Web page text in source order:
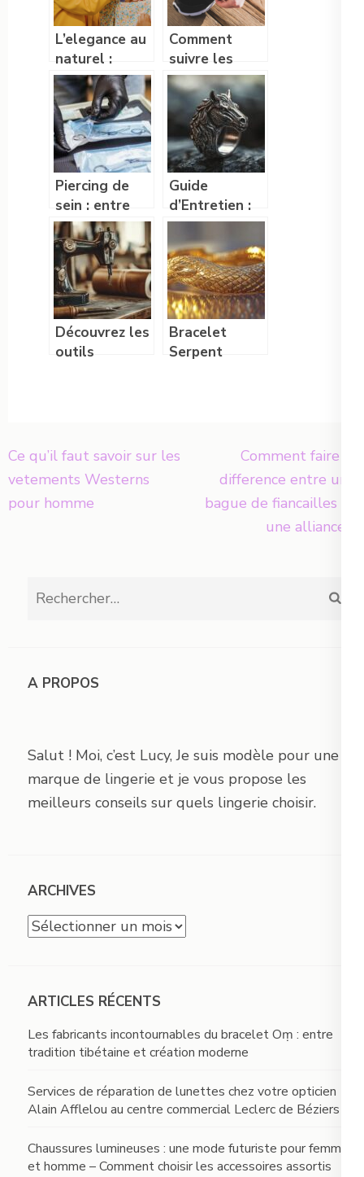
L’elegance au
naturel :
adoptez les
vetements
ecologiques
pour un style
respectueux
de la planete
Comment
suivre les
dernières
sorties de
sneakers ?
Piercing de
sein : entre
tendance et
symbolisme,
un choix
audacieux
Guide
d’Entretien :
Comment
Préserver
l’Éclat de
Votre Bague
Tête de
Cheval en
Acier
Découvrez les
outils
: Guide
complet pour
équiper votre
atelier
Bracelet
Serpent
Navigation
de
l’article
Ce qu’il faut savoir sur les
vetements Westerns
pour homme
Comment faire la
difference entre une
bague de fiancailles et
une alliance ?
Rechercher :
A PROPOS
Salut ! Moi, c’est Lucy, Je suis modèle pour une
marque de lingerie et je vous propose les
meilleurs conseils sur quels lingerie choisir.
ARCHIVES
Archives
ARTICLES RÉCENTS
Les fabricants incontournables du bracelet Oṃ : entre
tradition tibétaine et création moderne
Services de réparation de lunettes chez votre opticien
Alain Afflelou au centre commercial Leclerc de Béziers
Chaussures lumineuses : une mode futuriste pour femme
et homme – Comment choisir les accessoires assortis